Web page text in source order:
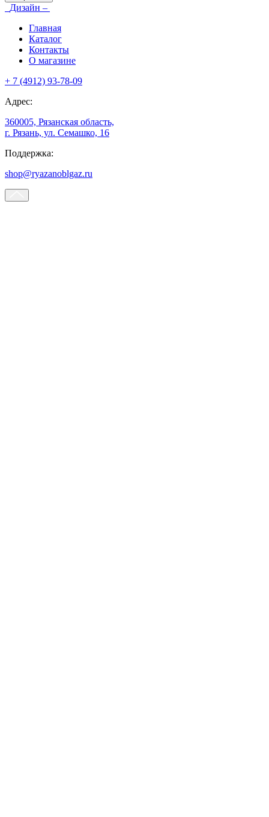
Дизайн –
Главная
Каталог
Контакты
О магазине
+ 7 (4912) 93-78-09
Адрес:
360005, Рязанская область,
г. Рязань, ул. Семашко, 16
Поддержка:
shop@ryazanoblgaz.ru